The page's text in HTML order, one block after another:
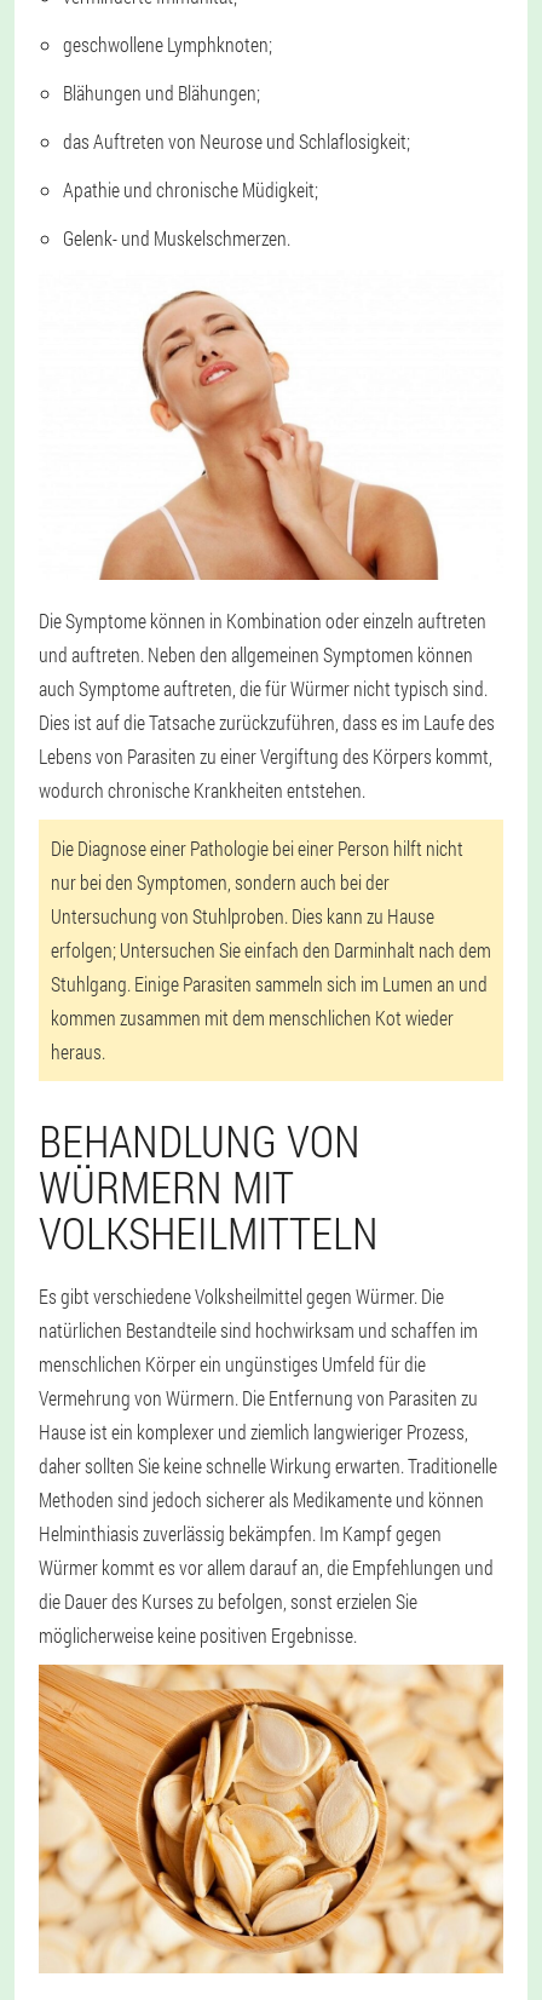
geschwollene Lymphknoten;
Blähungen und Blähungen;
das Auftreten von Neurose und Schlaflosigkeit;
Apathie und chronische Müdigkeit;
Gelenk- und Muskelschmerzen.
Die Symptome können in Kombination oder einzeln auftreten
und auftreten. Neben den allgemeinen Symptomen können
auch Symptome auftreten, die für Würmer nicht typisch sind.
Dies ist auf die Tatsache zurückzuführen, dass es im Laufe des
Lebens von Parasiten zu einer Vergiftung des Körpers kommt,
wodurch chronische Krankheiten entstehen.
Die Diagnose einer Pathologie bei einer Person hilft nicht
nur bei den Symptomen, sondern auch bei der
Untersuchung von Stuhlproben. Dies kann zu Hause
erfolgen; Untersuchen Sie einfach den Darminhalt nach dem
Stuhlgang. Einige Parasiten sammeln sich im Lumen an und
kommen zusammen mit dem menschlichen Kot wieder
heraus.
BEHANDLUNG VON
WÜRMERN MIT
VOLKSHEILMITTELN
Es gibt verschiedene Volksheilmittel gegen Würmer. Die
natürlichen Bestandteile sind hochwirksam und schaffen im
menschlichen Körper ein ungünstiges Umfeld für die
Vermehrung von Würmern. Die Entfernung von Parasiten zu
Hause ist ein komplexer und ziemlich langwieriger Prozess,
daher sollten Sie keine schnelle Wirkung erwarten. Traditionelle
Methoden sind jedoch sicherer als Medikamente und können
Helminthiasis zuverlässig bekämpfen. Im Kampf gegen
Würmer kommt es vor allem darauf an, die Empfehlungen und
die Dauer des Kurses zu befolgen, sonst erzielen Sie
möglicherweise keine positiven Ergebnisse.